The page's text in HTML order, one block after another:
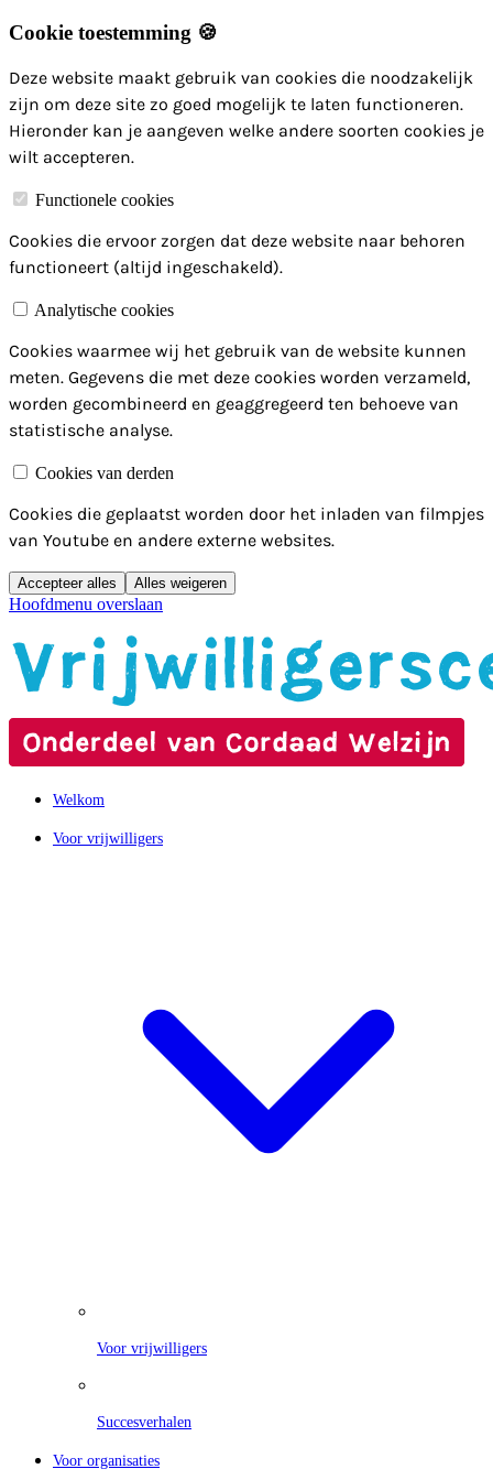
Cookie toestemming 🍪
Deze website maakt gebruik van cookies die noodzakelijk
zijn om deze site zo goed mogelijk te laten functioneren.
Hieronder kan je aangeven welke andere soorten cookies je
wilt accepteren.
Functionele cookies
Cookies die ervoor zorgen dat deze website naar behoren
functioneert (altijd ingeschakeld).
Analytische cookies
Cookies waarmee wij het gebruik van de website kunnen
meten. Gegevens die met deze cookies worden verzameld,
worden gecombineerd en geaggregeerd ten behoeve van
statistische analyse.
Cookies van derden
Cookies die geplaatst worden door het inladen van filmpjes
van Youtube en andere externe websites.
Accepteer alles Alles weigeren
Hoofdmenu overslaan
Welkom
Voor vrijwilligers
Voor vrijwilligers
Succesverhalen
Voor organisaties